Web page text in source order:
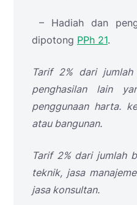
– Hadiah dan
dipotong PPh 21.
Tarif 2% dari
penghasilan lain
penggunaan harta.
atau bangunan.
Tarif 2% dari jumlah
teknik, jasa
jasa konsultan.